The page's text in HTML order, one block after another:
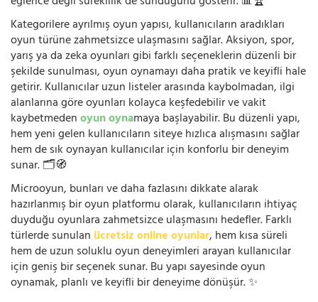
Kategorilere ayrılmış oyun yapısı, kullanıcıların aradıkları
oyun türüne zahmetsizce ulaşmasını sağlar. Aksiyon, spor,
yarış ya da zeka oyunları gibi farklı seçeneklerin düzenli bir
şekilde sunulması, oyun oynamayı daha pratik ve keyifli hale
getirir. Kullanıcılar uzun listeler arasında kaybolmadan, ilgi
alanlarına göre oyunları kolayca keşfedebilir ve vakit
kaybetmedenoyun oynamaya başlayabilir. Bu düzenli yapı,
hem yeni gelen kullanıcıların siteye hızlıca alışmasını sağlar
hem de sık oynayan kullanıcılar için konforlu bir deneyim
sunar. 🗂️🧭
Microoyun, bunları ve daha fazlasını dikkate alarak
hazırlanmış bir oyun platformu olarak, kullanıcıların ihtiyaç
duyduğu oyunlara zahmetsizce ulaşmasını hedefler. Farklı
türlerde sunulan ücretsiz online oyunlar, hem kısa süreli
hem de uzun soluklu oyun deneyimleri arayan kullanıcılar
için geniş bir seçenek sunar. Bu yapı sayesinde oyun
oynamak, planlı ve keyifli bir deneyime dönüşür. ✨